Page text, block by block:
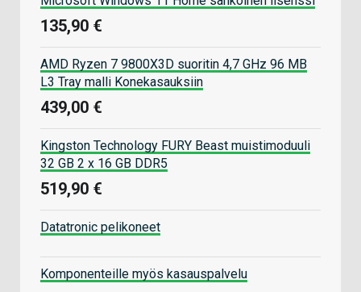
135,90 €
AMD Ryzen 7 9800X3D suoritin 4,7 GHz 96 MB
L3 Tray malli Konekasauksiin
439,00 €
Kingston Technology FURY Beast muistimoduuli
32 GB 2 x 16 GB DDR5
519,90 €
Datatronic pelikoneet
Komponenteille myös kasauspalvelu